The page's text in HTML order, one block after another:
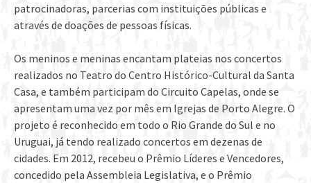
patrocinadoras, parcerias com instituições públicas e
através de doações de pessoas físicas.
Os meninos e meninas encantam plateias nos concertos
realizados no Teatro do Centro Histórico-Cultural da Santa
Casa, e também participam do Circuito Capelas, onde se
apresentam uma vez por mês em Igrejas de Porto Alegre. O
projeto é reconhecido em todo o Rio Grande do Sul e no
Uruguai, já tendo realizado concertos em dezenas de
cidades. Em 2012, recebeu o Prêmio Líderes e Vencedores,
concedido pela Assembleia Legislativa, e o Prêmio